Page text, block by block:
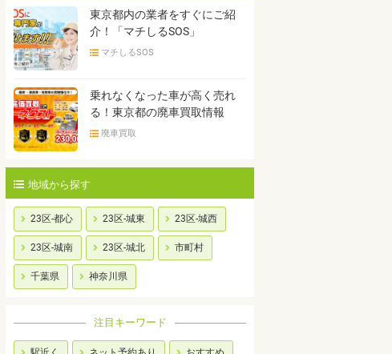
東京都内の業者をすぐにご紹
介！「マチしるSOS」
マチしるSOS
乗れなくなった車が高く売れ
る！東京都の廃車買取情報
廃車買取
地域から探す
23区-都心 23区-城東 23区-城西
23区-城南 23区-城北 市町村
千葉県 神奈川県
注目キーワード